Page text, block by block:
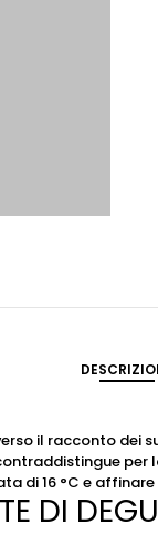
il racconto
16 °C e
DI